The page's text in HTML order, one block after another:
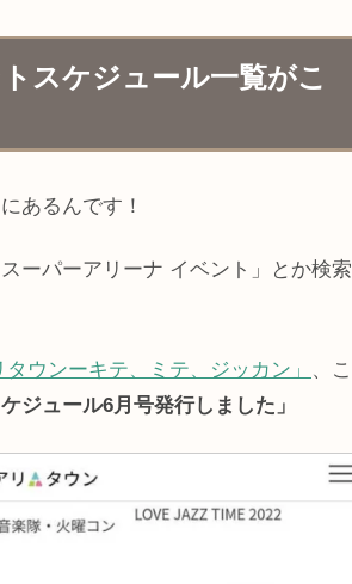
スケジュール一覧がこ
あるんです！
ーパーアリーナ イベント」とか検索
タウンーキテ、ミテ、ジッカン」
、こ
ジュール6月号発行しました」